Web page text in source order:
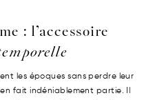
: l’accessoire
les époques sans perdre leur
fait indéniablement partie. Il